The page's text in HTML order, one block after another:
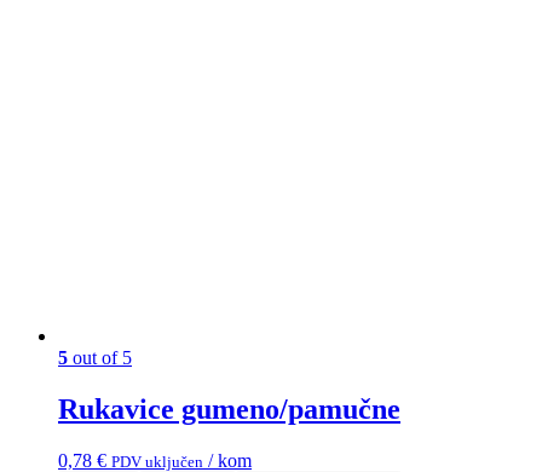
5 out of 5
Rukavice gumeno/pamučne
0,78 € PDV uključen / kom